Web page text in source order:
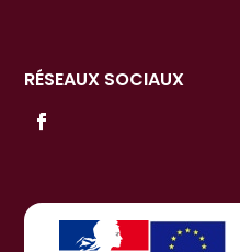
RÉSEAUX SOCIAUX